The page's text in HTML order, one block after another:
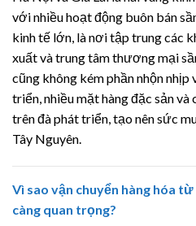
với nhiều hoạt động buôn bán
kinh tế lớn, là nơi tập trung các
xuất và trung tâm thương mại
cũng không kém phần nhộn
triển, nhiều mặt hàng đặc sản và
trên đà phát triển, tạo nên sức
Tây Nguyên.
Vì sao vận chuyển hàng hóa
càng quan trọng?